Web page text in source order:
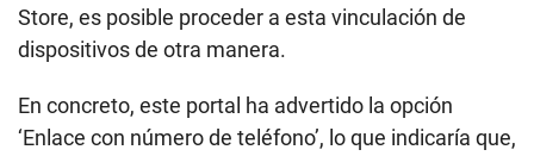
Store, es posible proceder a esta vinculación de
dispositivos de otra manera.
En concreto, este portal ha advertido la opción
‘Enlace con número de teléfono’, lo que indicaría que,